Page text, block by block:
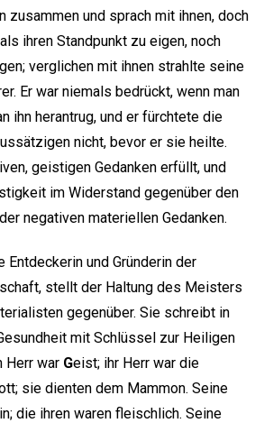
zusammen und sprach mit ihnen, doch
ihren Standpunkt zu eigen, noch
verglichen mit ihnen strahlte seine
Er war niemals bedrückt, wenn man
ihn herantrug, und er fürchtete die
nicht, bevor er sie heilte.
geistigen Gedanken erfüllt, und
im Widerstand gegenüber den
negativen materiellen Gedanken.
Entdeckerin und Gründerin der
stellt der Haltung des Meisters
gegenüber. Sie schreibt in
mit Schlüssel zur Heiligen
Herr war Geist; ihr Herr war die
sie dienten dem Mammon. Seine
die ihren waren fleischlich. Seine